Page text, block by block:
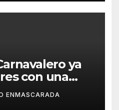
ya
con una
de
ENMASCARADA